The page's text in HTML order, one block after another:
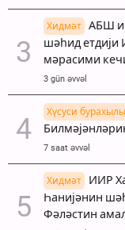
Хидмәт
АБШ
шәһид етдији
мәрасими
3 gün əvvəl
Хүсуси
7 saat əvvəl
Хидмәт
ИИР
Һанијәнин
Фәләстин